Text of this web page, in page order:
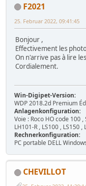
F2021
25. Februar 2022, 09:41:45
Bonjour ,
Effectivement les
On n'arrive pas à lire
Cordialement.
Win-Digipet-Version:
WDP 2018.2d Premium
Anlagenkonfiguration:
Voie : Roco HO code 100
LH101-R , LS100 , LS150 ,
Rechnerkonfiguration:
PC portable DELL
CHEVILLOT